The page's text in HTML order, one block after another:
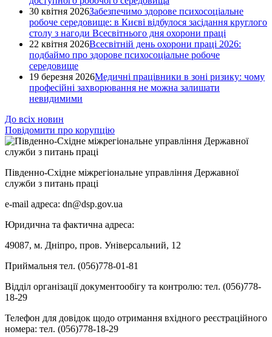
30 квітня 2026Забезпечимо здорове психосоціальне
робоче середовище: в Києві відбулося засідання круглого
столу з нагоди Всесвітнього дня охорони праці
22 квітня 2026Всесвітній день охорони праці 2026:
подбаймо про здорове психосоціальне робоче
середовище
19 березня 2026Медичні працівники в зоні ризику: чому
професійні захворювання не можна залишати
невидимими
До всіх новин
Повідомити про корупцію
Південно-Східне міжрегіональне управління Державної
служби з питань праці
e-mail адреса: dn@dsp.gov.ua
Юридична та фактична адреса:
49087, м. Дніпро, пров. Універсальний, 12
Приймальня тел. (056)778-01-81
Відділ організації документообігу та контролю: тел. (056)778-
18-29
Телефон для довідок щодо отримання вхідного реєстраційного
номера: тел. (056)778-18-29